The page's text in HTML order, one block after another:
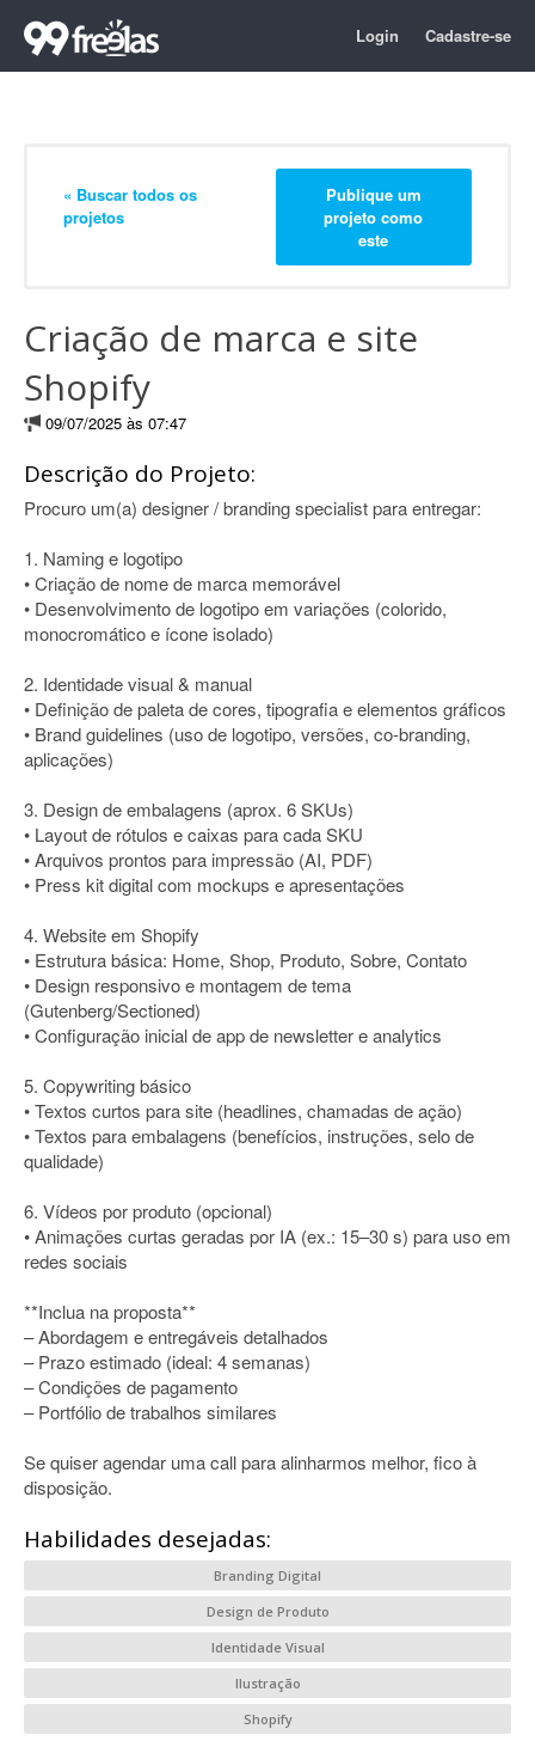
Login Cadastre-se
« Buscar todos os
projetos
Publique um
projeto como
este
Criação de marca e site
Shopify
09/07/2025 às 07:47
Descrição do Projeto:
Procuro um(a) designer / branding specialist para entregar:
1. Naming e logotipo
• Criação de nome de marca memorável
• Desenvolvimento de logotipo em variações (colorido,
monocromático e ícone isolado)
2. Identidade visual & manual
• Definição de paleta de cores, tipografia e elementos gráficos
• Brand guidelines (uso de logotipo, versões, co-branding,
aplicações)
3. Design de embalagens (aprox. 6 SKUs)
• Layout de rótulos e caixas para cada SKU
• Arquivos prontos para impressão (AI, PDF)
• Press kit digital com mockups e apresentações
4. Website em Shopify
• Estrutura básica: Home, Shop, Produto, Sobre, Contato
• Design responsivo e montagem de tema
(Gutenberg/Sectioned)
• Configuração inicial de app de newsletter e analytics
5. Copywriting básico
• Textos curtos para site (headlines, chamadas de ação)
• Textos para embalagens (benefícios, instruções, selo de
qualidade)
6. Vídeos por produto (opcional)
• Animações curtas geradas por IA (ex.: 15–30 s) para uso em
redes sociais
**Inclua na proposta**
– Abordagem e entregáveis detalhados
– Prazo estimado (ideal: 4 semanas)
– Condições de pagamento
– Portfólio de trabalhos similares
Se quiser agendar uma call para alinharmos melhor, fico à
disposição.
Habilidades desejadas:
Branding Digital
Design de Produto
Identidade Visual
Ilustração
Shopify